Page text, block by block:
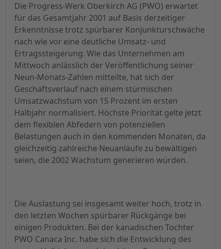
Die Progress-Werk Oberkirch AG (PWO) erwartet
für das Gesamtjahr 2001 auf Basis derzeitiger
Erkenntnisse trotz spürbarer Konjunkturschwäche
nach wie vor eine deutliche Umsatz- und
Ertragssteigerung. Wie das Unternehmen am
Mittwoch anlässlich der Veröffentlichung seiner
Neun-Monats-Zahlen mitteilte, hat sich der
Geschäftsverlauf nach einem stürmischen
Umsatzwachstum von 15 Prozent im ersten
Halbjahr normalisiert. Höchste Priorität gelte jetzt
dem flexiblen Abfedern von potenziellen
Belastungen auch in den kommenden Monaten, da
gleichzeitig zahlreiche Neuanläufe zu bewältigen
seien, die 2002 Wachstum generieren würden.
Die Auslastung sei insgesamt weiter hoch, trotz in
den letzten Wochen spürbarer Rückgänge bei
einigen Produkten. Bei der kanadischen Tochter
PWO Canaca Inc. habe sich die Entwicklung des